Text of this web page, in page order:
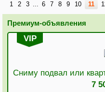
1 2 3 ... 6 7 8 9 10 11
Премиум-объявления
VIP
Сниму подвал или
7